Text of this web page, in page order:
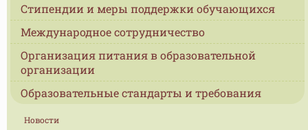
Стипендии и меры поддержки обучающихся
Международное сотрудничество
Организация питания в образовательной
организации
Образовательные стандарты и требования
Новости